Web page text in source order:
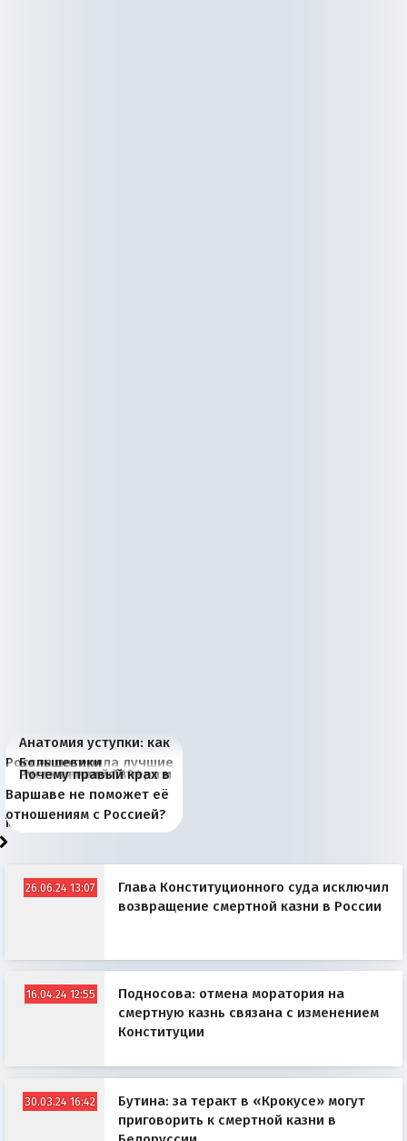
Анатомия уступки: как
Россия потеряла лучшие
рыбопромысловые
районы Баренцева
моря
Большевики
отличаются от «Яблока»
тем, что они -
победители
Киевская марионетка
Запада рассказала о
«переобувании» хозяев
В России назрели
перемены: 15 шагов к
суверенной экономике
Миграционный пожар
Европы
Россия начинает
сбрасывать балласт
Анкориджа
Россия зимой 1904
года: первые уступки во
внутренней политике
Русская нация вчера и
сегодня
Почему правый крах в
Варшаве не поможет её
отношениям с Россией?
26.06.24 13:07
Глава Конституционного суда исключил
возвращение смертной казни в России
16.04.24 12:55
Подносова: отмена моратория на
смертную казнь связана с изменением
Конституции
30.03.24 16:42
Бутина: за теракт в «Крокусе» могут
приговорить к смертной казни в